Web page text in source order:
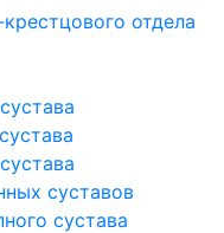
отдела
суставов
сустава